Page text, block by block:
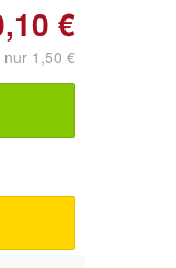
€
nur 1,50 €